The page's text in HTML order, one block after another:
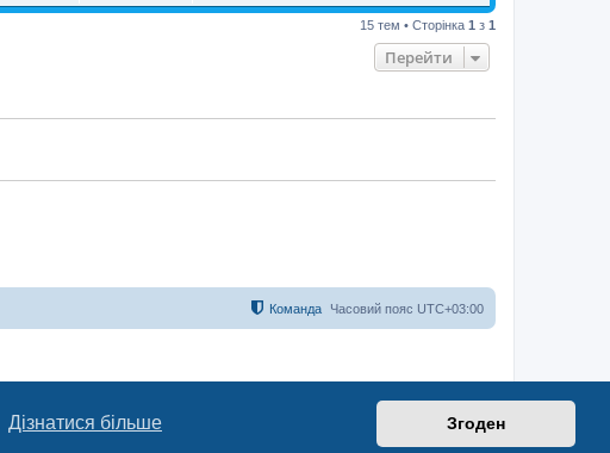
Дізнатися більше Згоден
15 тем • Сторінка 1 з 1
Перейти
Часовий пояс UTC+03:00
Команда